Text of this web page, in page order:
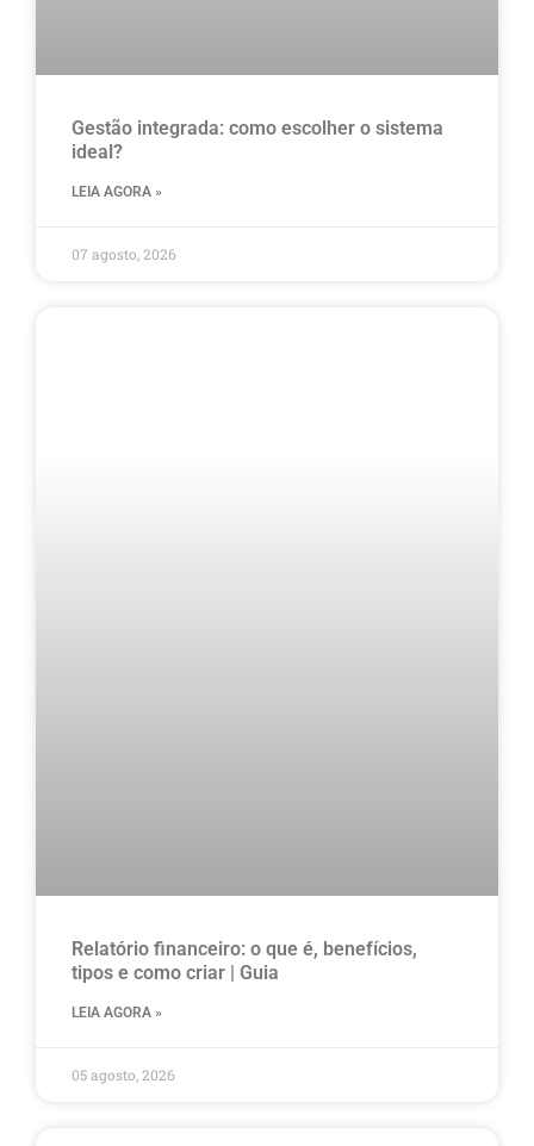
Gestão integrada: como escolher o sistema
ideal?
LEIA AGORA »
07 agosto, 2026
Relatório financeiro: o que é, benefícios,
tipos e como criar | Guia
LEIA AGORA »
05 agosto, 2026